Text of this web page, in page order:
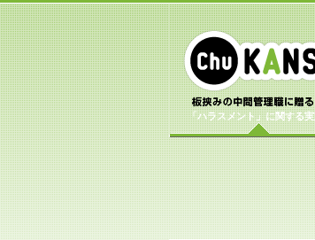
「ハラスメント」に関する